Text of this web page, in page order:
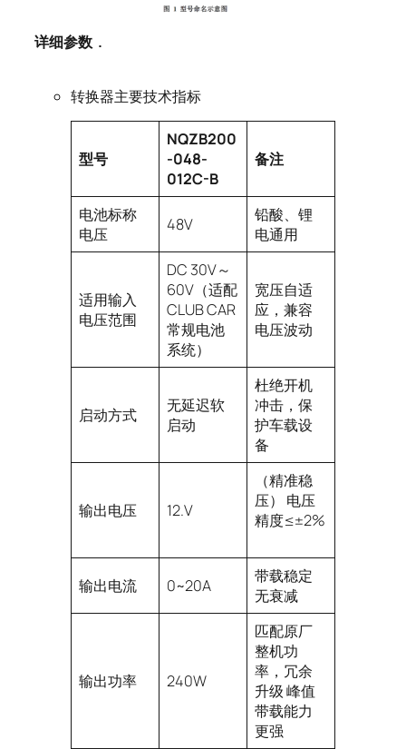
详细参数 .
转换器主要技术指标
型号
NQZB200
-048-
012C-B
备注
电池标称
电压
48V
铅酸、锂
电通用
适用输入
电压范围
DC 30V～
60V（适配
CLUB CAR
常规电池
系统）
宽压自适
应，兼容
电压波动
启动方式
无延迟软
启动
杜绝开机
冲击，保
护车载设
备
输出电压 12.V
（精准稳
压） 电压
精度≤±2%
输出电流 0~20A
带载稳定
无衰减
输出功率 240W
匹配原厂
整机功
率，冗余
升级 峰值
带载能力
更强